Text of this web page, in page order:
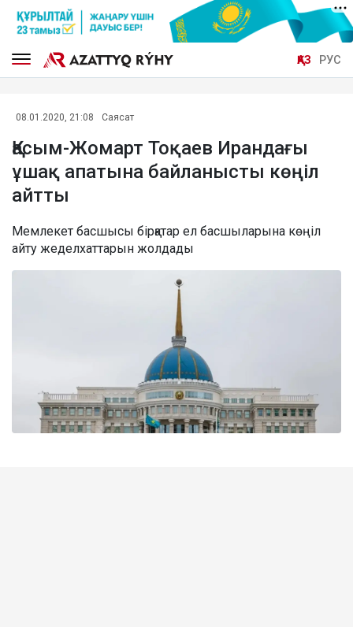
ҚАЗ РУС
08.01.2020, 21:08 Саясат
Қасым-Жомарт Тоқаев Ирандағы
ұшақ апатына байланысты көңіл
айтты
Мемлекет басшысы бірқатар ел басшыларына көңіл
айту жеделхаттарын жолдады